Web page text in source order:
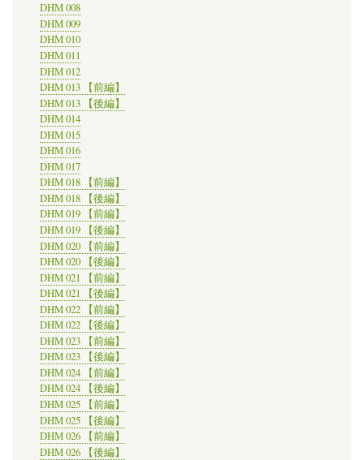
DHM 008
DHM 009
DHM 010
DHM 011
DHM 012
DHM 013 【前編】
DHM 013 【後編】
DHM 014
DHM 015
DHM 016
DHM 017
DHM 018 【前編】
DHM 018 【後編】
DHM 019 【前編】
DHM 019 【後編】
DHM 020 【前編】
DHM 020 【後編】
DHM 021 【前編】
DHM 021 【後編】
DHM 022 【前編】
DHM 022 【後編】
DHM 023 【前編】
DHM 023 【後編】
DHM 024 【前編】
DHM 024 【後編】
DHM 025 【前編】
DHM 025 【後編】
DHM 026 【前編】
DHM 026 【後編】